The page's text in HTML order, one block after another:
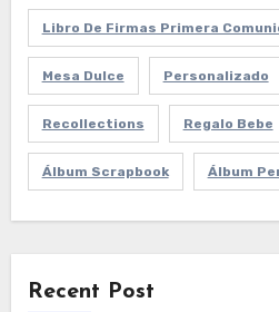
Libro De Firmas Primera
Mesa Dulce Personalizado
Recollections Regalo Bebe
Álbum Scrapbook Álbum
Recent Post